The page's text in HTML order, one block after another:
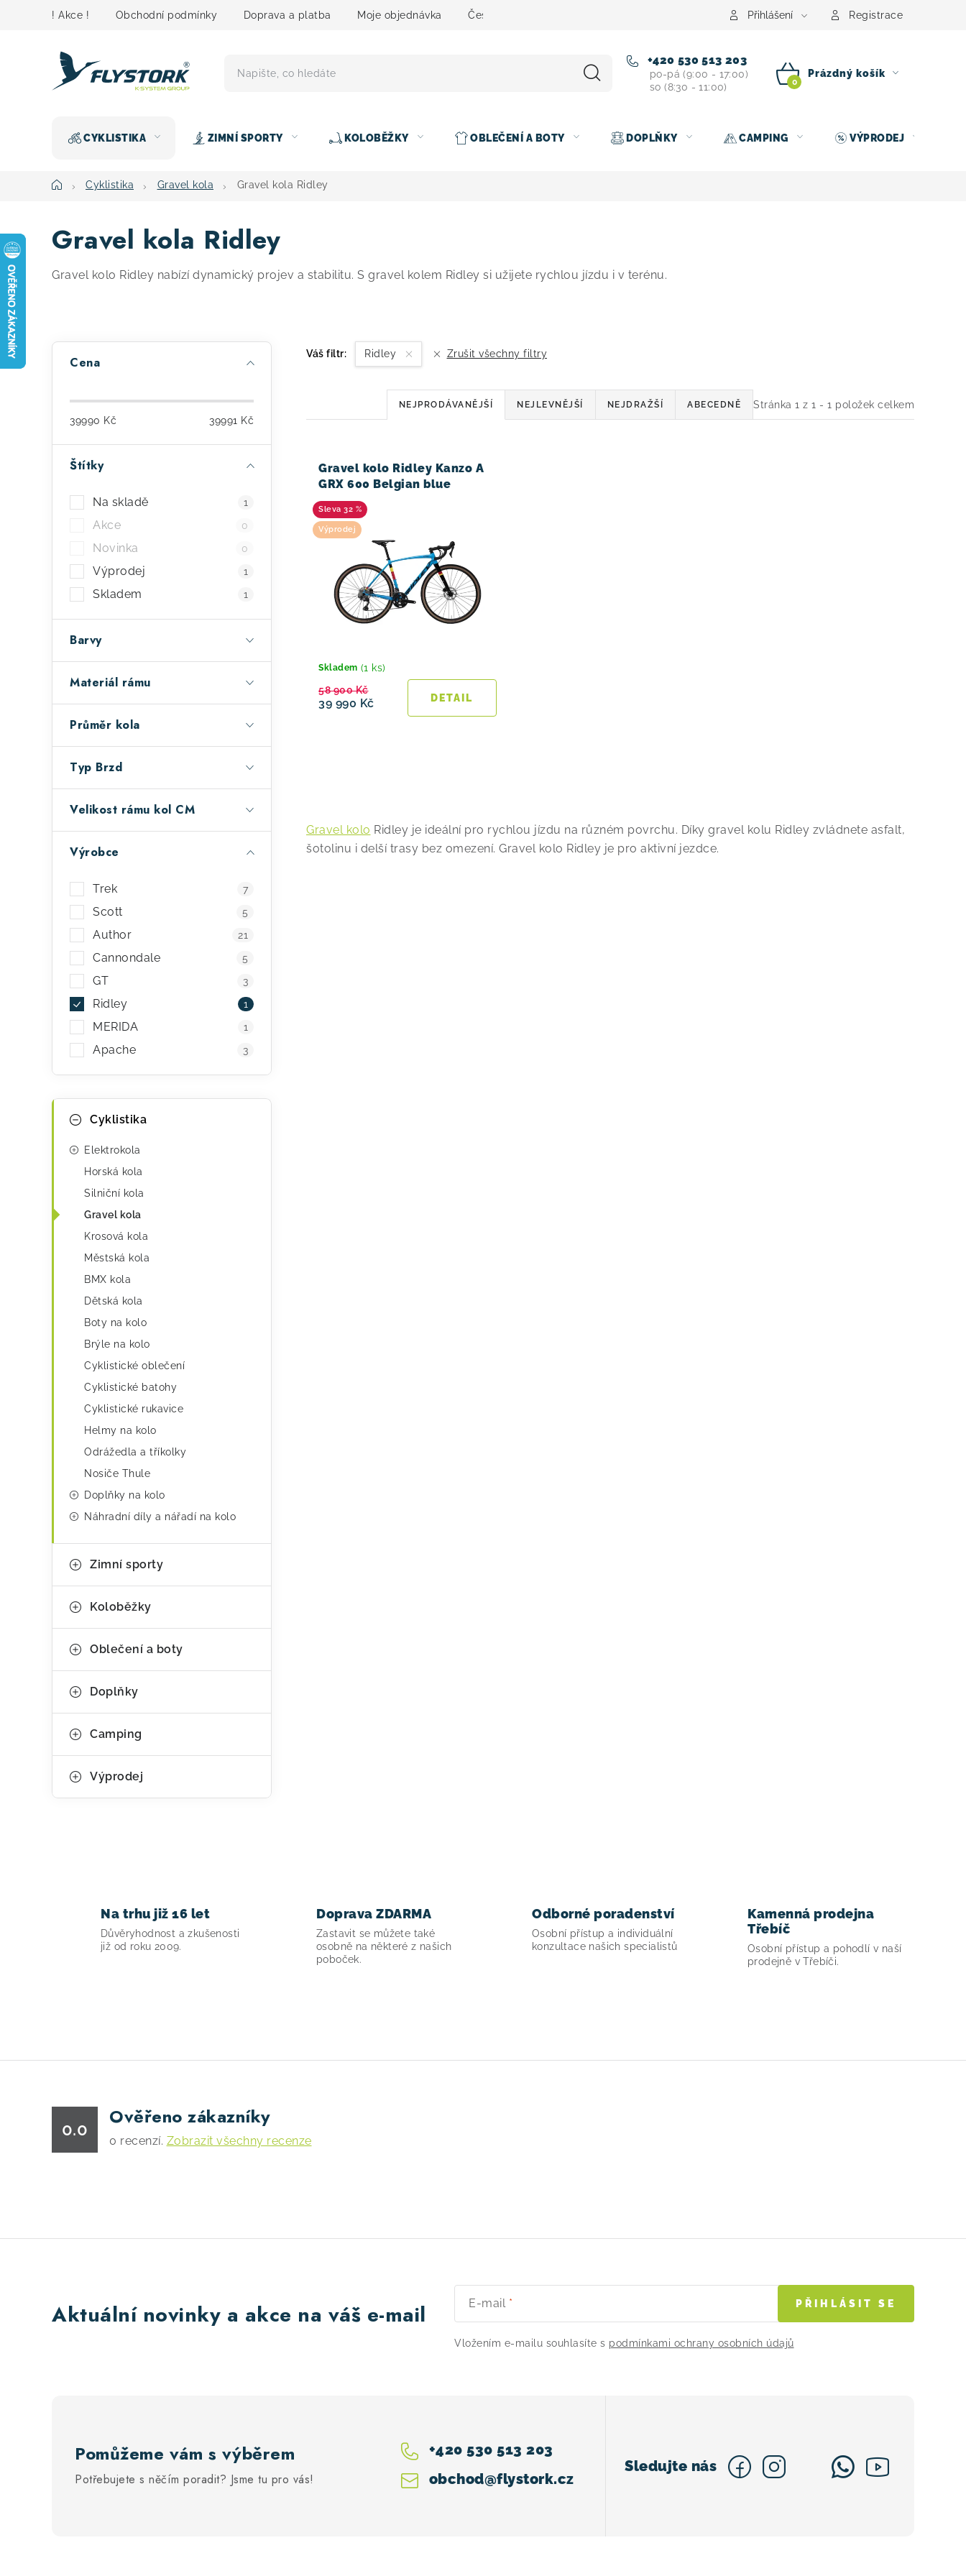
! Akce ! Obchodní podmínky Doprava a platba Moje objednávka Čeština Půjčovna nosičů kol Kontakt
Přihlášení Registrace
+420 530 513 203
po-pá (9:00 - 17:00)
so (8:30 - 11:00)
NÁKUPNÍ
Prázdný košík
CYKLISTIKA ZIMNÍ SPORTY KOLOBĚŽKY OBLEČENÍ A BOTY DOPLŇKY CAMPING VÝPRODEJ
DomůCyklistika Gravel kola Gravel kola Ridley
Gravel kola Ridley
Gravel kolo Ridley nabízí dynamický projev a stabilitu. S gravel kolem Ridley si užijete rychlou jízdu i v terénu.
P
t
a
n
l
Cena
39990 Kč 39991 Kč
Štítky
Na skladě 1
Akce 0
Novinka 0
Výprodej 1
Skladem 1
Barvy
Materiál rámu
Průměr kola
Typ Brzd
Velikost rámu kol CM
Výrobce
Trek 7
Scott 5
Author 21
Cannondale 5
GT 3
Ridley 1
MERIDA 1
Apache 3
Přeskočit
kategorie
K
g
o
Cyklistika
Elektrokola
Horská kola
Silniční kola
Gravel kola
Krosová kola
Městská kola
BMX kola
Dětská kola
Boty na kolo
Brýle na kolo
Cyklistické oblečení
Cyklistické batohy
Cyklistické rukavice
Helmy na kolo
Odrážedla a tříkolky
Nosiče Thule
Doplňky na kolo
Náhradní díly a nářadí na kolo
Zimní sporty
Koloběžky
Oblečení a boty
Doplňky
Camping
Výprodej
Váš filtr: Ridley Zrušit všechny filtry
Stránka 1 z 1 - 1 položek celkem
Ř
a
z
e
í
p
r
o
NEJPRODÁVANĚJŠÍ NEJLEVNĚJŠÍ NEJDRAŽŠÍ ABECEDNĚ
V
ý
p
o
d
u
Gravel kolo Ridley Kanzo A
GRX 600 Belgian blue
32 %
Výprodej
Skladem (1 ks)
39 990 Kč
58 900 Kč
v
l
Gravel kolo Ridley je ideální pro rychlou jízdu na různém povrchu. Díky gravel kolu Ridley zvládnete asfalt,
šotolinu i delší trasy bez omezení. Gravel kolo Ridley je pro aktivní jezdce.
Na trhu již 16 let
Důvěryhodnost a zkušenosti
již od roku 2009.
Doprava ZDARMA
Zastavit se můžete také
osobně na některé z našich
poboček.
Odborné poradenství
Osobní přístup a individuální
konzultace našich specialistů
Kamenná prodejna
Třebíč
Osobní přístup a pohodlí v naší
prodejně v Třebíči.
0.0
Ověřeno zákazníky
0 recenzí. Zobrazit všechny recenze
Aktuální novinky a akce na váš e-mail E-mail
Vložením e-mailu souhlasíte s podmínkami ochrany osobních údajů
PŘIHLÁSIT SE
Pomůžeme vám s výběrem
Potřebujete s něčím poradit? Jsme tu pro vás! obchod@flystork.cz
+420 530 513 203